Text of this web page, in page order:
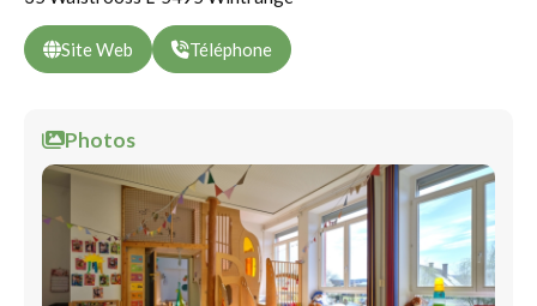
Site Web Téléphone
Photos